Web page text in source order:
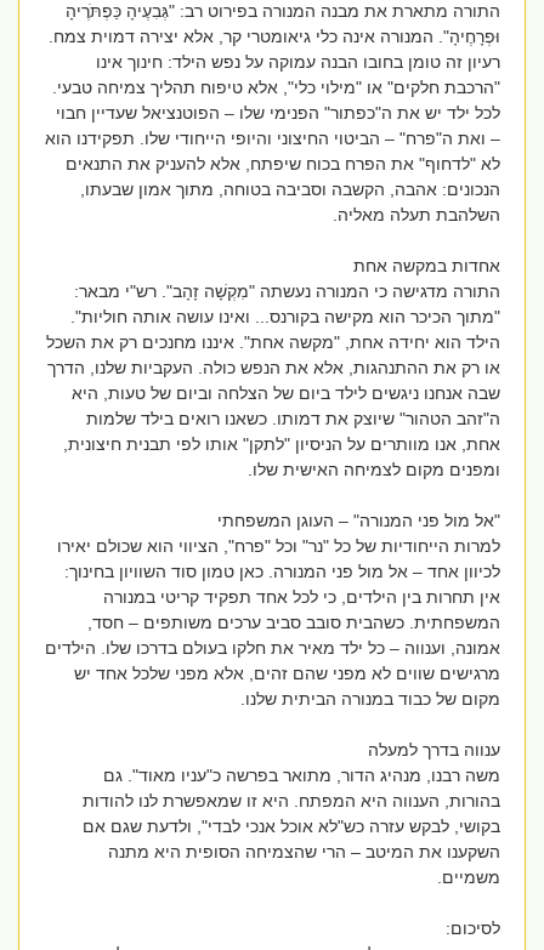
התורה מתארת את מבנה המנורה בפירוט רב: "גְּבִעֶיהָ כַּפְתֹּרֶיהָ
וּפְרָחֶיהָ". המנורה אינה כלי גיאומטרי קר, אלא יצירה דמוית צמח.
רעיון זה טומן בחובו הבנה עמוקה על נפש הילד: חינוך אינו
"הרכבת חלקים" או "מילוי כלי", אלא טיפוח תהליך צמיחה טבעי.
לכל ילד יש את ה"כפתור" הפנימי שלו – הפוטנציאל שעדיין חבוי
– ואת ה"פרח" – הביטוי החיצוני והיופי הייחודי שלו. תפקידנו הוא
לא "לדחוף" את הפרח בכוח שיפתח, אלא להעניק את התנאים
הנכונים: אהבה, הקשבה וסביבה בטוחה, מתוך אמון שבעתו,
השלהבת תעלה מאליה.
אחדות במקשה אחת
התורה מדגישה כי המנורה נעשתה "מִקְשָׁה זָהָב". רש"י מבאר:
"מתוך הכיכר הוא מקישה בקורנס... ואינו עושה אותה חוליות".
הילד הוא יחידה אחת, "מקשה אחת". איננו מחנכים רק את השכל
או רק את ההתנהגות, אלא את הנפש כולה. העקביות שלנו, הדרך
שבה אנחנו ניגשים לילד ביום של הצלחה וביום של טעות, היא
ה"זהב הטהור" שיוצק את דמותו. כשאנו רואים בילד שלמות
אחת, אנו מוותרים על הניסיון "לתקן" אותו לפי תבנית חיצונית,
ומפנים מקום לצמיחה האישית שלו.
"אל מול פני המנורה" – העוגן המשפחתי
למרות הייחודיות של כל "נר" וכל "פרח", הציווי הוא שכולם יאירו
לכיוון אחד – אל מול פני המנורה. כאן טמון סוד השוויון בחינוך:
אין תחרות בין הילדים, כי לכל אחד תפקיד קריטי במנורה
המשפחתית. כשהבית סובב סביב ערכים משותפים – חסד,
אמונה, וענווה – כל ילד מאיר את חלקו בעולם בדרכו שלו. הילדים
מרגישים שווים לא מפני שהם זהים, אלא מפני שלכל אחד יש
מקום של כבוד במנורה הביתית שלנו.
ענווה בדרך למעלה
משה רבנו, מנהיג הדור, מתואר בפרשה כ"עניו מאוד". גם
בהורות, הענווה היא המפתח. היא זו שמאפשרת לנו להודות
בקושי, לבקש עזרה כש"לא אוכל אנכי לבדי", ולדעת שגם אם
השקענו את המיטב – הרי שהצמיחה הסופית היא מתנה
משמיים.
לסיכום: